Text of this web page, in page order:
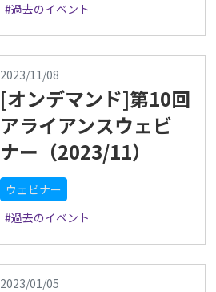
#過去のイベント
2023/11/08
[オンデマンド]第10回
アライアンスウェビ
ナー（2023/11）
ウェビナー
#過去のイベント
2023/01/05